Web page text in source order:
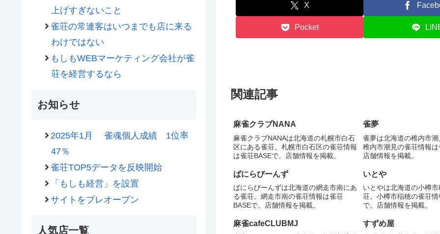
X
Pocket
関連記事
麻雀クラブNANA
麻雀クラブNANAは北海道の札幌市白石
区にある雀荘。札幌市白石区の雀荘情報
は雀荘BASEで。店舗情報を掲載。
雀夢
雀夢は北海道の稚内市
稚内市潮見の雀荘情報
店舗情報を掲載。
ばにらびーんず
ばにらびーんずは北海道の網走市南にあ
る雀荘。網走市南の雀荘情報は雀荘
BASEで。店舗情報を掲載。
いとや
いとやは北海道の小樽
荘。小樽市稲穂の雀荘
で。店舗情報を掲載。
麻雀cafeCLUBMJ すずめ屋
上げすぎないこと
雀荘の常連客はいつまでも店に来る
わけではない
もしもWEBマーケティング会社が雀
荘を経営するなら
お知らせ
2025年1月 雀魂個人成績 1位率
47％
雀荘TOP5データを反映開始
「もしも経営」を設置
サイトをプレオープン
人気店一覧